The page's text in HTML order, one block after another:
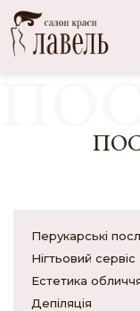
Перукарські
Нігтьовий сервіс
Естетика
Депіляція